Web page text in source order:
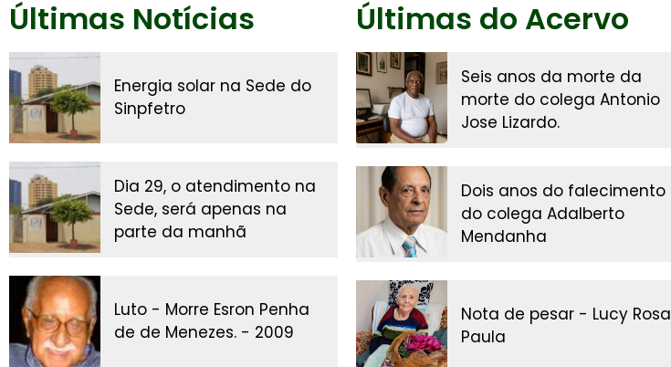
Últimas Notícias
Energia solar na Sede do
Sinpfetro
Dia 29, o atendimento na
Sede, será apenas na
parte da manhã
Luto - Morre Esron Penha
de de Menezes. - 2009
Últimas do Acervo
Seis anos da morte da
morte do colega Antonio
Jose Lizardo.
Dois anos do falecimento
do colega Adalberto
Mendanha
Nota de pesar - Lucy Rosa
Paula